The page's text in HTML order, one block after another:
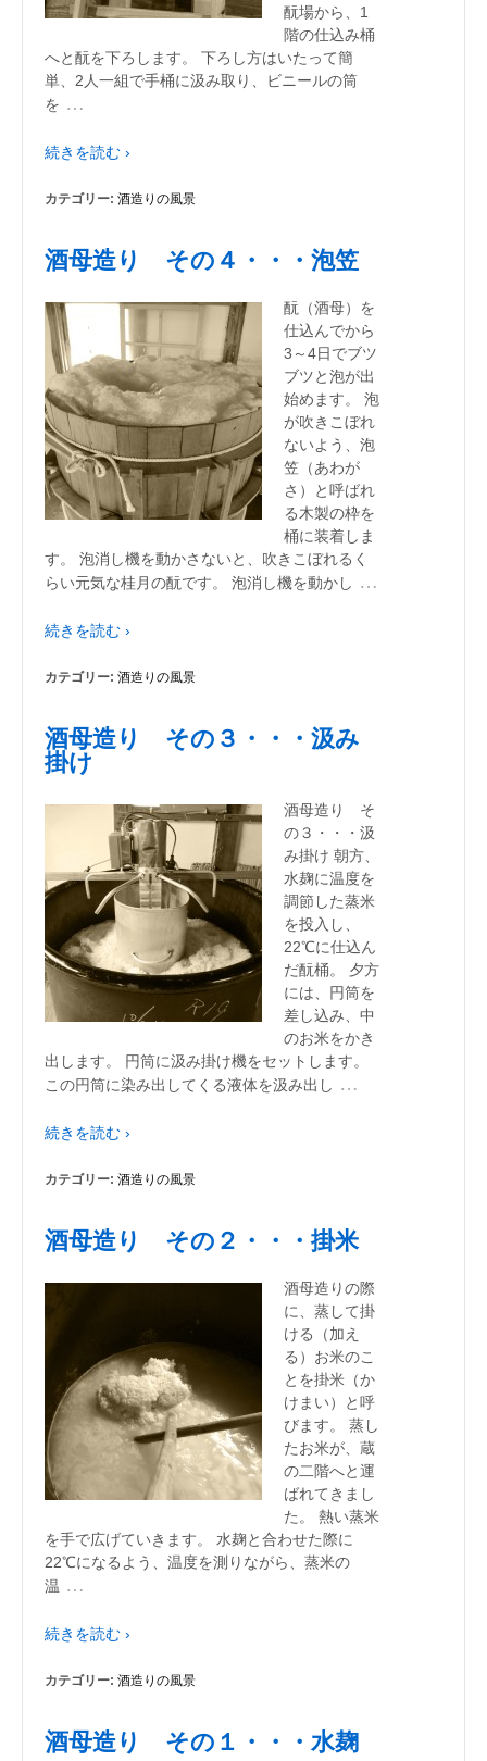
酛場から、1
階の仕込み桶
へと酛を下ろします。 下ろし方はいたって簡
単、2人一組で手桶に汲み取り、ビニールの筒
を …
続きを読む ›
カテゴリー: 酒造りの風景
酒母造り その４・・・泡笠
酛（酒母）を
仕込んでから
3～4日でブツ
ブツと泡が出
始めます。 泡
が吹きこぼれ
ないよう、泡
笠（あわが
さ）と呼ばれ
る木製の枠を
桶に装着しま
す。 泡消し機を動かさないと、吹きこぼれるく
らい元気な桂月の酛です。 泡消し機を動かし …
続きを読む ›
カテゴリー: 酒造りの風景
酒母造り その３・・・汲み
掛け
酒母造り そ
の３・・・汲
み掛け 朝方、
水麹に温度を
調節した蒸米
を投入し、
22℃に仕込ん
だ酛桶。 夕方
には、円筒を
差し込み、中
のお米をかき
出します。 円筒に汲み掛け機をセットします。
この円筒に染み出してくる液体を汲み出し …
続きを読む ›
カテゴリー: 酒造りの風景
酒母造り その２・・・掛米
酒母造りの際
に、蒸して掛
ける（加え
る）お米のこ
とを掛米（か
けまい）と呼
びます。 蒸し
たお米が、蔵
の二階へと運
ばれてきまし
た。 熱い蒸米
を手で広げていきます。 水麹と合わせた際に
22℃になるよう、温度を測りながら、蒸米の
温 …
続きを読む ›
カテゴリー: 酒造りの風景
酒母造り その１・・・水麹